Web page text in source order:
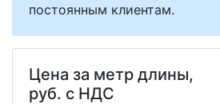
постоянным клиентам.
Цена за метр длины,
руб. с НДС